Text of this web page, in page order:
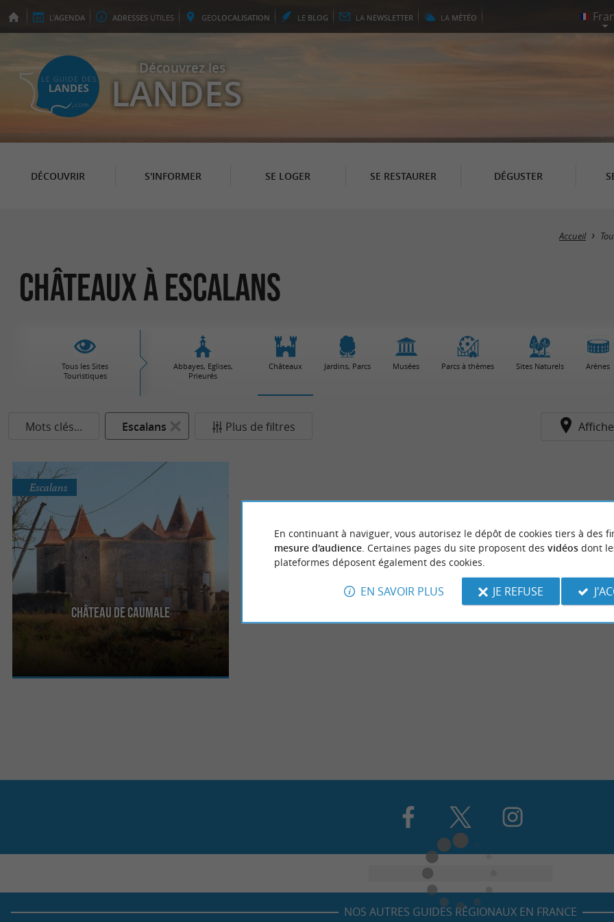
L'AGENDA ADRESSES UTILES GEOLOCALISATION LE BLOG LA NEWSLETTER LA MÉTÉO
Découvrez les
LANDES
DÉCOUVRIR S'INFORMER SE LOGER SE RESTAURER DÉGUSTER
Accueil
Châteaux à Escalans
Tous les Sites
Touristiques
Abbayes, Eglises,
Prieurés
Châteaux Jardins, Parcs Musées Parcs à thèmes Sites Naturels Arènes
Mots clés... Escalans Plus de filtres
Château de Caumale
Escalans
Le Château de Caumale est un château médiéval
du 12ème siècle, sur la commune d’Escalans, près
NOS AUTRES GUIDES RÉGIONAUX EN FRANCE
En continuant à naviguer, vous autorisez le dépôt de cookies tiers à des
mesure d'audience. Certaines pages du site proposent des vidéosdont
plateformes déposent également des cookies.
EN SAVOIR PLUS JE REFUSE